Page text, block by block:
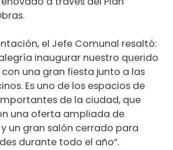
el Jefe Comunal resaltó:
inaugurar nuestro querido
con una gran fiesta junto a las
Es uno de los espacios de
de la ciudad, que
una oferta ampliada de
un gran salón cerrado para
durante todo el año”.